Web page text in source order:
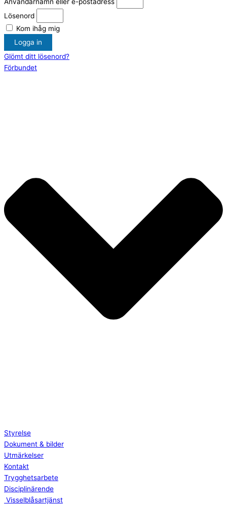
Lösenord
Kom ihåg mig
Logga in
Glömt ditt lösenord?
Förbundet
Styrelse
Dokument & bilder
Utmärkelser
Kontakt
Trygghetsarbete
Disciplinärende
Visselblåsartjänst